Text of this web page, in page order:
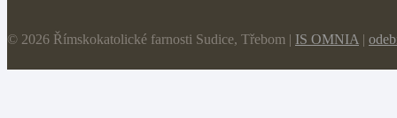
© 2026 Římskokatolické farnosti Sudice, Třebom | IS OMNIA |